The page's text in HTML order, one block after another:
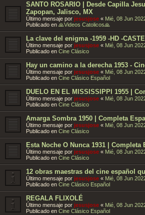
SANTO ROSARIO | Desde Capilla
Zapopan, Jalisco, MX
Último mensaje por jesusjose « Mié, 08 Jun
Publicado en 🙏Videos Catolicos🙏
La clave del enigma -1959 -HD -
Último mensaje por jesusjose « Mié, 08 Jun
Publicado en Cine Clásico
Hay un camino a la derecha 1953 -
Último mensaje por jesusjose « Mié, 08 Jun
Publicado en Cine Clásico Español
DUELO EN EL MISSISSIPPI 1955 |
Último mensaje por jesusjose « Mié, 08 Jun
Publicado en Cine Clásico
Amarga Sombra 1950 | Completa
Último mensaje por jesusjose « Mié, 08 Jun
Publicado en Cine Clásico
Esta Noche O Nunca 1931 | Completa
Último mensaje por jesusjose « Mié, 08 Jun
Publicado en Cine Clásico
12 obras maestras del cine español
Último mensaje por jesusjose « Mié, 08 Jun
Publicado en Cine Clásico Español
REGALA FLIXOLÉ
Último mensaje por jesusjose « Mié, 08 Jun
Publicado en Cine Clásico Español